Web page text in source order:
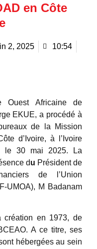
en Côte
2, 2025
10:54
Ouest Africaine de
EKUE, a procédé à
de la Mission
d’Ivoire, à l’Ivoire
le 30 mai 2025. La
du Président de
de l’Union
UMOA), M Badanam
création en 1973, de
A ce titre, ses
hébergées au sein